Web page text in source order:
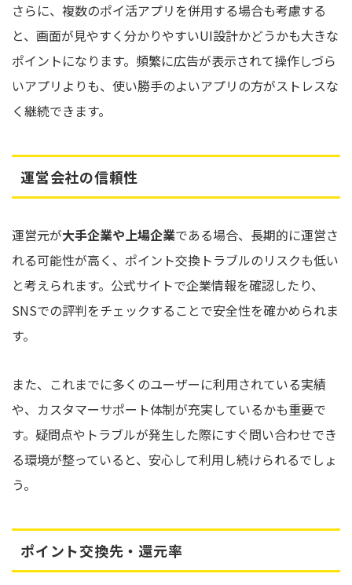
さらに、複数のポイ活アプリを併用する場合も考慮する
と、画面が見やすく分かりやすいUI設計かどうかも大きな
ポイントになります。頻繁に広告が表示されて操作しづら
いアプリよりも、使い勝手のよいアプリの方がストレスな
く継続できます。
運営会社の信頼性
運営元が大手企業や上場企業である場合、長期的に運営さ
れる可能性が高く、ポイント交換トラブルのリスクも低い
と考えられます。公式サイトで企業情報を確認したり、
SNSでの評判をチェックすることで安全性を確かめられま
す。
また、これまでに多くのユーザーに利用されている実績
や、カスタマーサポート体制が充実しているかも重要で
す。疑問点やトラブルが発生した際にすぐ問い合わせでき
る環境が整っていると、安心して利用し続けられるでしょ
う。
ポイント交換先・還元率